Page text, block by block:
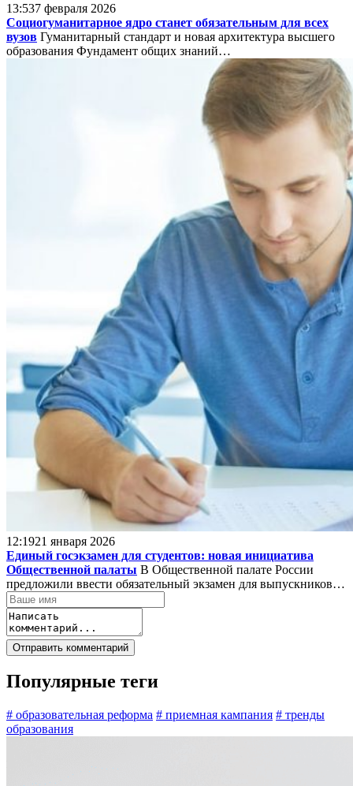
13:537 февраля 2026
Социогуманитарное ядро станет обязательным для всех
вузов Гуманитарный стандарт и новая архитектура высшего
образования Фундамент общих знаний…
12:1921 января 2026
Единый госэкзамен для студентов: новая инициатива
Общественной палаты В Общественной палате России
предложили ввести обязательный экзамен для выпускников…
Популярные теги
# образовательная реформа # приемная кампания # тренды
образования